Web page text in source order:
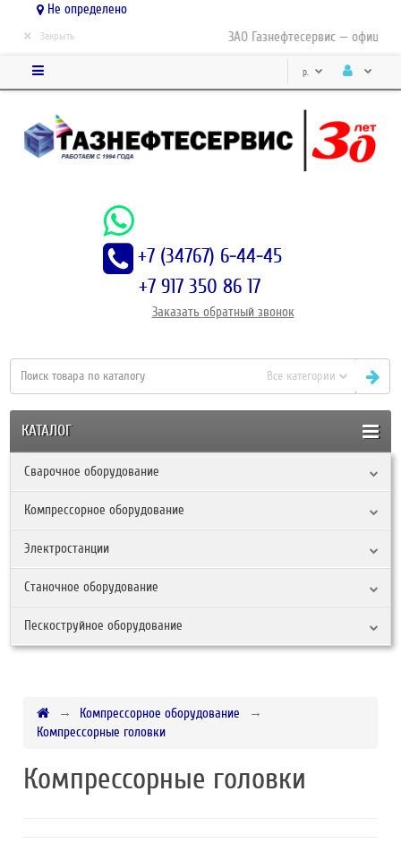
Не определено
ЗАО Газнефтесервис —
× Закрыть
р.
+7 (34767) 6-44-45
+7 917 350 86 17
Заказать обратный звонок
Все категории
КАТАЛОГ
Сварочное оборудование
Компрессорное оборудование
Электростанции
Станочное оборудование
Пескоструйное оборудование
Компрессорное оборудование
Компрессорные головки
Компрессорные головки